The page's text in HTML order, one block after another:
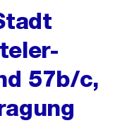
57b/c,